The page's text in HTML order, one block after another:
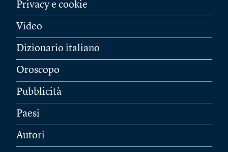
Privacy e cookie
Video
Dizionario italiano
Oroscopo
Pubblicità
Paesi
Autori